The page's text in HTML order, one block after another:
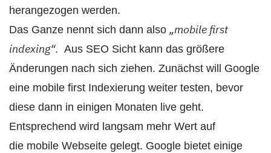
herangezogen werden.
Das Ganze nennt sich dann also „mobile first
indexing“. Aus SEO Sicht kann das größere
Änderungen nach sich ziehen. Zunächst will Google
eine mobile first Indexierung weiter testen, bevor
diese dann in einigen Monaten live geht.
Entsprechend wird langsam mehr Wert auf
die mobile Webseite gelegt. Google bietet einige